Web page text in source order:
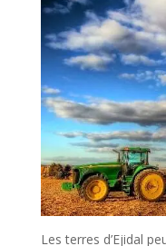
Les terres d’Ejidal